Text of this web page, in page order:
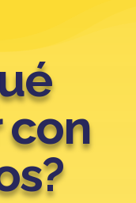
con